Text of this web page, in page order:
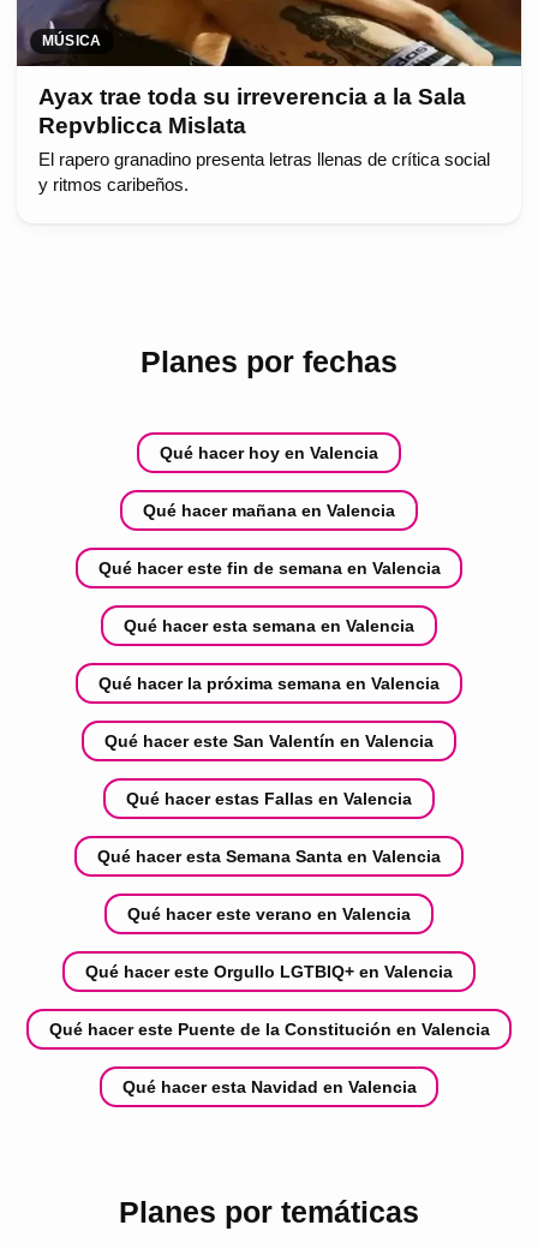
MÚSICA
Ayax trae toda su irreverencia a la Sala
Repvblicca Mislata
El rapero granadino presenta letras llenas de crítica social
y ritmos caribeños.
Planes por fechas
Qué hacer hoy en Valencia
Qué hacer mañana en Valencia
Qué hacer este fin de semana en Valencia
Qué hacer esta semana en Valencia
Qué hacer la próxima semana en Valencia
Qué hacer este San Valentín en Valencia
Qué hacer estas Fallas en Valencia
Qué hacer esta Semana Santa en Valencia
Qué hacer este verano en Valencia
Qué hacer este Orgullo LGTBIQ+ en Valencia
Qué hacer este Puente de la Constitución en Valencia
Qué hacer esta Navidad en Valencia
Planes por temáticas